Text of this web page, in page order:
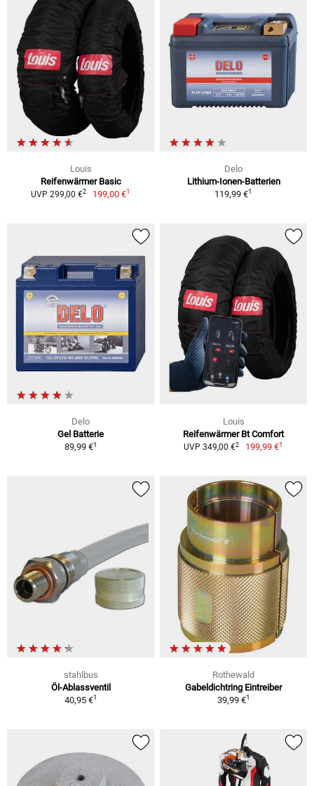
Louis
Reifenwärmer Basic
UVP 299,00 €2 199,00 €1
Delo
Lithium-Ionen-Batterien
119,99 €1
Delo
Gel Batterie
89,99 €1
Louis
Reifenwärmer Bt Comfort
UVP 349,00 €2 199,99 €1
stahlbus
Öl-Ablassventil
40,95 €1
Rothewald
Gabeldichtring Eintreiber
39,99 €1